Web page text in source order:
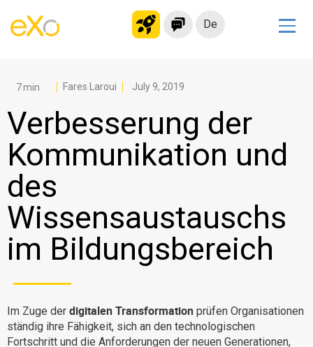
De
Modernes Intranet
kollaborationsplattform
Soziales Netzwerk
Wissensmanagement
Bewerbungsportal
Migration zur eXo Platform
Plattform-Übersicht
Warum eXo
Kein Code
Integrationen
Fares Laroui July 9, 2019
Verbesserung der
Kommunikation und
des
Wissensaustauschs
im Bildungsbereich
Im Zuge der digitalen Transformation prüfen Organisationen
ständig ihre Fähigkeit, sich an den technologischen
Fortschritt und die Anforderungen der neuen Generationen,